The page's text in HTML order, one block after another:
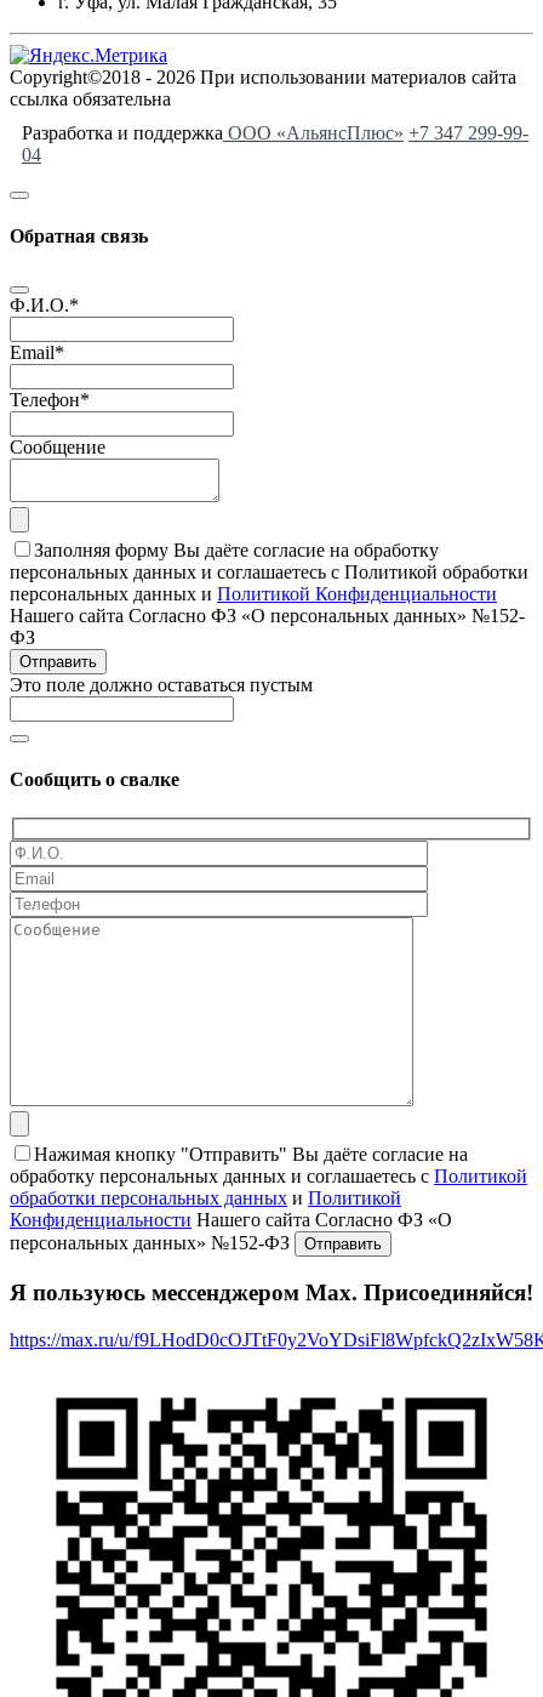
Copyright©2018 - 2026 При использовании материалов сайта
ссылка обязательна
Разработка и поддержка ООО «АльянсПлюс» +7 347 299-99-
04
Обратная связь
Ф.И.О.*
Email*
Телефон*
Сообщение
Заполняя форму Вы даёте согласие на обработку
персональных данных и соглашаетесь с Политикой обработки
персональных данных и Политикой Конфиденциальности
Нашего сайта Согласно ФЗ «О персональных данных» №152-
ФЗ
Отправить
Это поле должно оставаться пустым
Сообщить о свалке
Нажимая кнопку "Отправить" Вы даёте согласие на
обработку персональных данных и соглашаетесь с Политикой
обработки персональных данных и Политикой
Конфиденциальности Нашего сайта Согласно ФЗ «О
персональных данных» №152-ФЗ
Я пользуюсь мессенджером Max. Присоединяйся!
https://max.ru/u/